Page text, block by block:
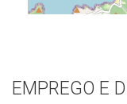
EMPREGO E